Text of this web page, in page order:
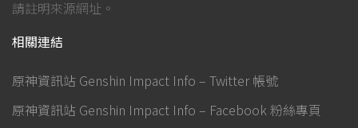
請註明來源網址。
相關連結
原神資訊站 Genshin Impact Info – Twitter 帳號
原神資訊站 Genshin Impact Info – Facebook 粉絲專頁